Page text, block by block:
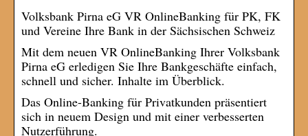
Volksbank Pirna eG VR OnlineBanking für PK, FK
und Vereine Ihre Bank in der Sächsischen Schweiz
Mit dem neuen VR OnlineBanking Ihrer Volksbank
Pirna eG erledigen Sie Ihre Bankgeschäfte einfach,
schnell und sicher. Inhalte im Überblick.
Das Online-Banking für Privatkunden präsentiert
sich in neuem Design und mit einer verbesserten
Nutzerführung.